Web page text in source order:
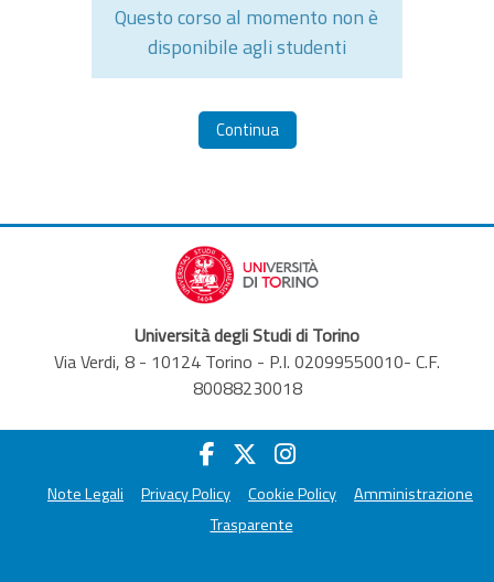
Questo corso al momento non è
disponibile agli studenti
Continua
Università degli Studi di Torino
Via Verdi, 8 - 10124 Torino - P.I. 02099550010- C.F.
80088230018
Note Legali Privacy Policy Cookie Policy
Amministrazione
Trasparente